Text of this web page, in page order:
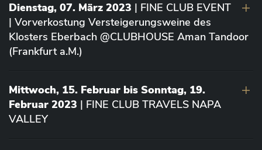
Dienstag, 07. März 2023 | FINE CLUB EVENT
| Vorverkostung Versteigerungsweine des
Klosters Eberbach @CLUBHOUSE Aman Tandoor
(Frankfurt a.M.)
Mittwoch, 15. Februar bis Sonntag, 19.
Februar 2023 | FINE CLUB TRAVELS NAPA
VALLEY